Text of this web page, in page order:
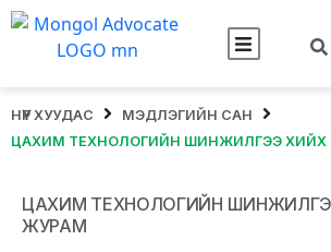
НҮҮР ХУУДАС
МЭДЛЭГИЙН САН
ЦАХИМ ТЕХНОЛОГИЙН ШИНЖИЛГЭЭ ХИЙХ
ЦАХИМ ТЕХНОЛОГИЙН
ЖУРАМ